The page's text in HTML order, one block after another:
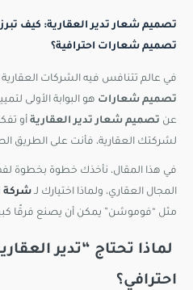
تصميم شعار تدير العقارية: كيف
تصميم شعارات احترافية؟
في عالم تتنافس فيه الشركات العقارية
تصميم شعارات هو البوابة الأولى
عن تصميم شعار تدير العقارية أو
لشركتك العقارية، فأنت على الطريق
في هذا المقال، نأخذك خطوة بخطوة
المجال العقاري، ولماذا اختيارك لـ شركة
مثل “فوموشن” يمكن أن يصنع فرقًا
لماذا تحتاج “تدير
احترافي؟